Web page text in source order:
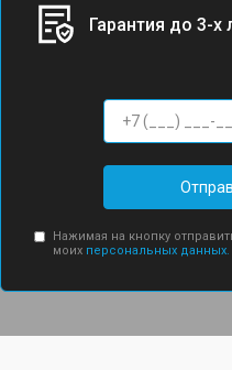
Гарантия до 3-х
Нажимая на кнопку
моих персональных данных.